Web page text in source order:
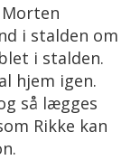
i stalden om
i stalden.
hjem igen.
så lægges
Rikke kan